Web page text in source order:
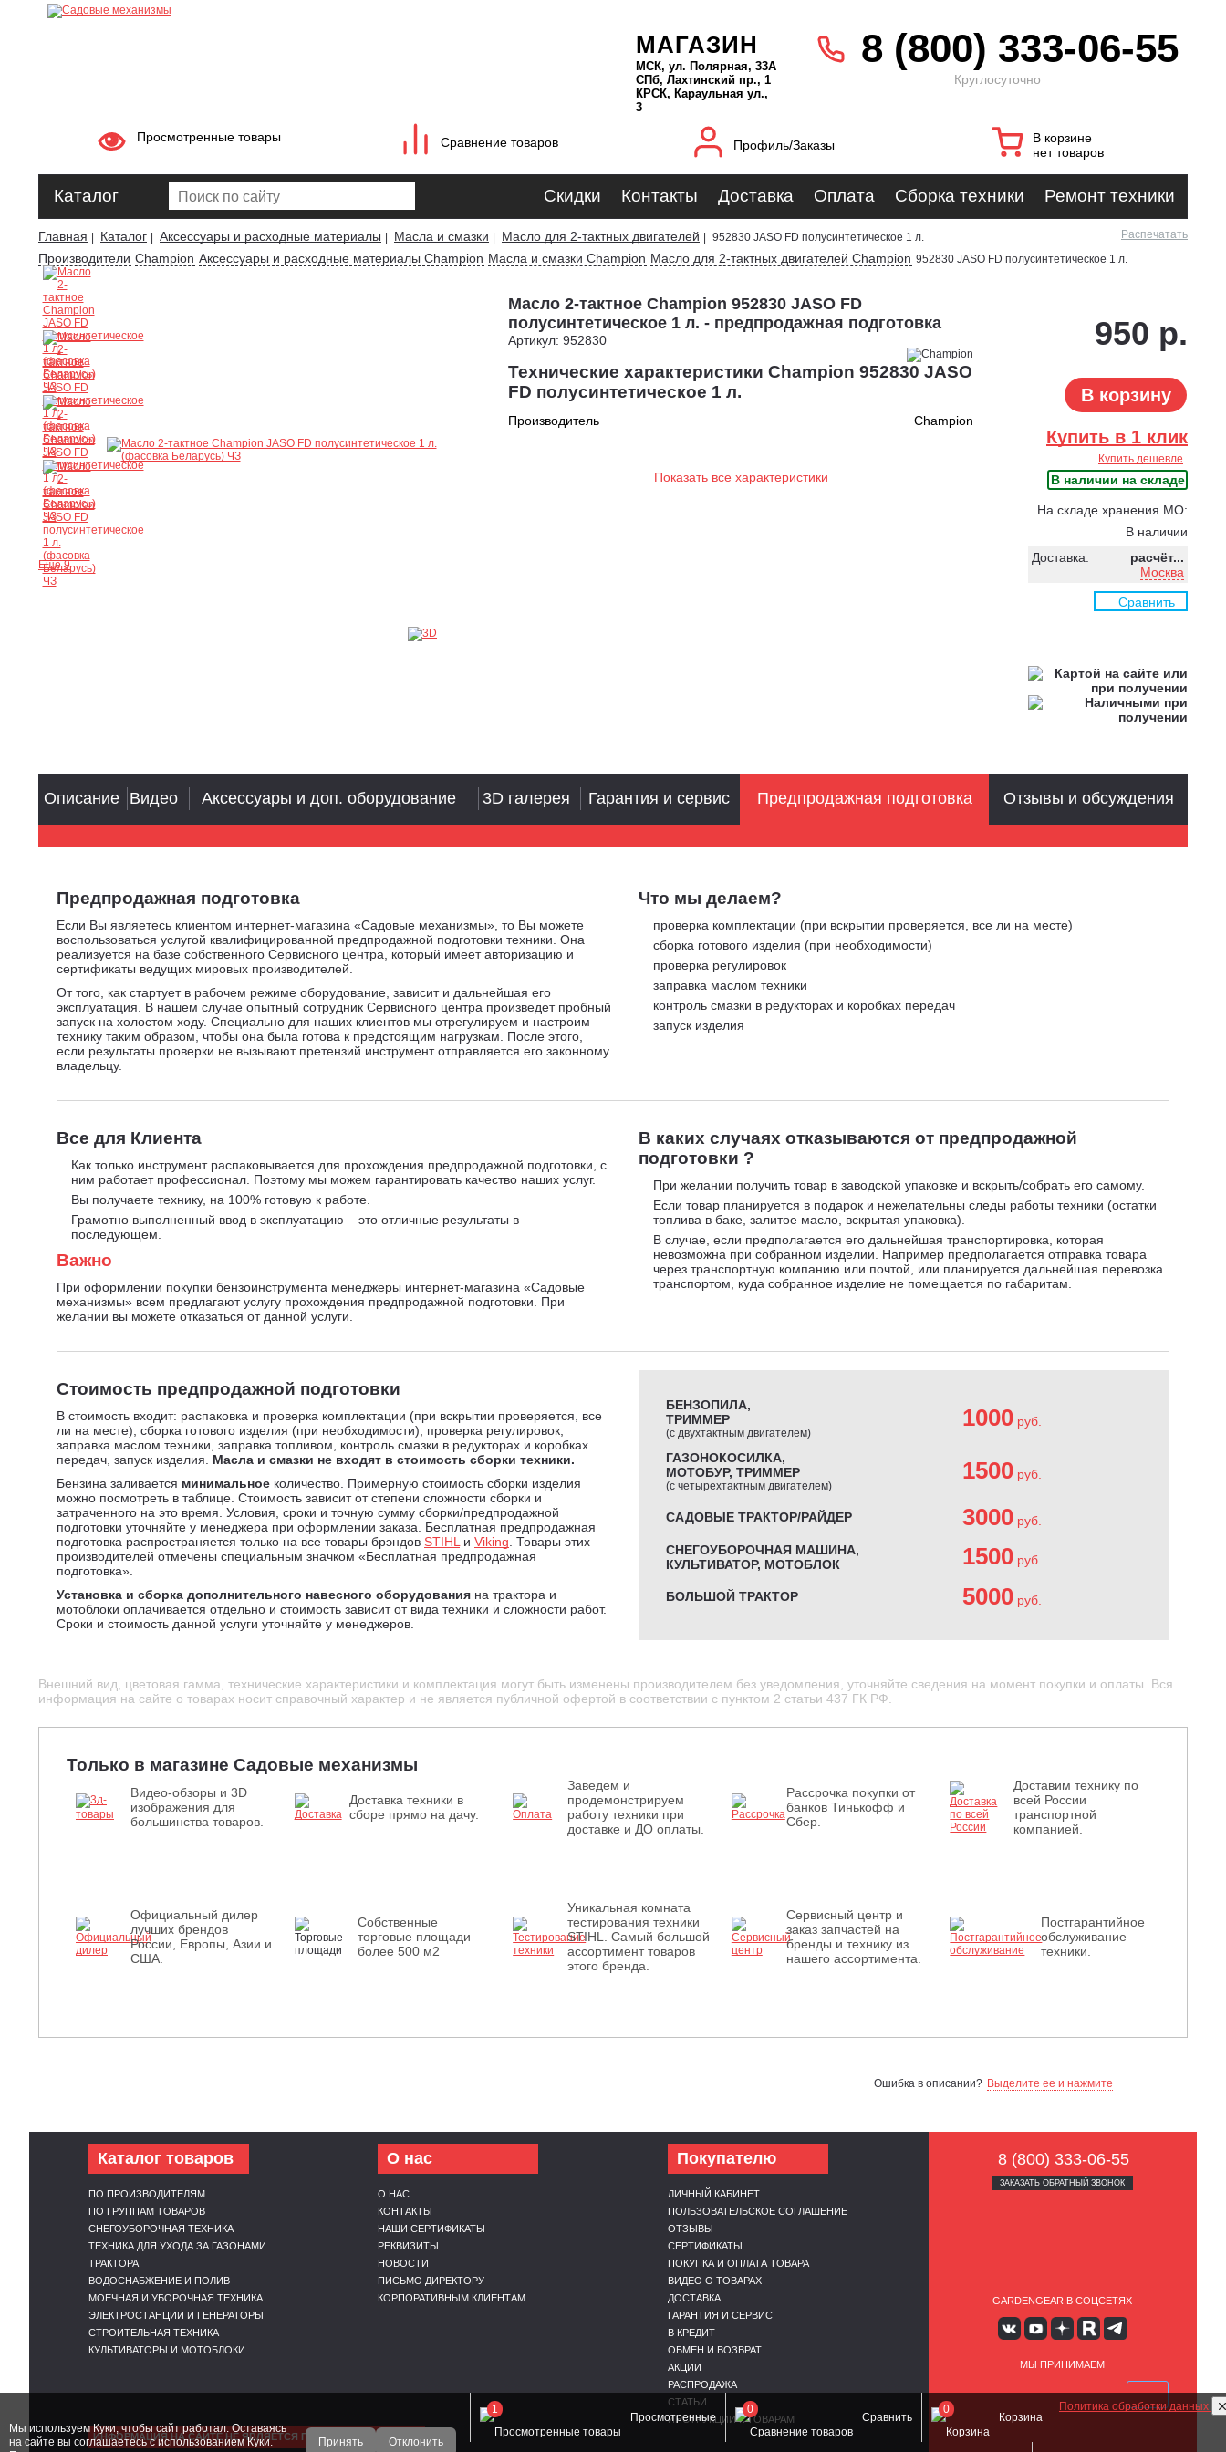
МАГАЗИН
МСК, ул. Полярная, 33А
СПб, Лахтинский пр., 1
КРСК, Караульная ул.,
3
8 (800) 333-06-55
Круглосуточно
Просмотренные товары Сравнение товаров Профиль/Заказы
В корзине
нет товаров
Каталог Скидки Контакты Доставка Оплата Сборка техники Ремонт техники
Главная Каталог Аксессуары и расходные материалы Масла и смазки Масло для 2-тактных двигателей 952830 JASO FD полусинтетическое 1 л. Распечатать
Производители Champion Аксессуары и расходные материалы Champion Масла и смазки Champion Масло для 2-тактных двигателей Champion 952830 JASO FD полусинтетическое 1 л.
Ещё 9
Масло 2-тактное Champion 952830 JASO FD
полусинтетическое 1 л. - предпродажная подготовка
Артикул: 952830
Технические характеристики Champion 952830 JASO
FD полусинтетическое 1 л.
Производитель Champion
Показать все характеристики
950 р.
В корзину
Купить в 1 клик
Купить дешевле
В наличии на складе
На складе хранения МО:
В наличии
Доставка:
расчёт...
Москва
Сравнить
Предпродажная подготовка
Если Вы являетесь клиентом интернет-магазина «Садовые механизмы», то Вы можете
воспользоваться услугой квалифицированной предпродажной подготовки техники. Она
реализуется на базе собственного Сервисного центра, который имеет авторизацию и
сертификаты ведущих мировых производителей.
От того, как стартует в рабочем режиме оборудование, зависит и дальнейшая его
эксплуатация. В нашем случае опытный сотрудник Сервисного центра произведет пробный
запуск на холостом ходу. Специально для наших клиентов мы отрегулируем и настроим
технику таким образом, чтобы она была готова к предстоящим нагрузкам. После этого,
если результаты проверки не вызывают претензий инструмент отправляется его законному
владельцу.
Что мы делаем?
проверка комплектации (при вскрытии проверяется, все ли на месте)
сборка готового изделия (при необходимости)
проверка регулировок
заправка маслом техники
контроль смазки в редукторах и коробках передач
запуск изделия
Все для Клиента
Как только инструмент распаковывается для прохождения предпродажной подготовки, с
ним работает профессионал. Поэтому мы можем гарантировать качество наших услуг.
Вы получаете технику, на 100% готовую к работе.
Грамотно выполненный ввод в эксплуатацию – это отличные результаты в
последующем.
Важно
При оформлении покупки бензоинструмента менеджеры интернет-магазина «Садовые
механизмы» всем предлагают услугу прохождения предпродажной подготовки. При
желании вы можете отказаться от данной услуги.
В каких случаях отказываются от предпродажной
подготовки ?
При желании получить товар в заводской упаковке и вскрыть/собрать его самому.
Если товар планируется в подарок и нежелательны следы работы техники (остатки
топлива в баке, залитое масло, вскрытая упаковка).
В случае, если предполагается его дальнейшая транспортировка, которая
невозможна при собранном изделии. Например предполагается отправка товара
через транспортную компанию или почтой, или планируется дальнейшая перевозка
транспортом, куда собранное изделие не помещается по габаритам.
Стоимость предпродажной подготовки
В стоимость входит: распаковка и проверка комплектации (при вскрытии проверяется, все
ли на месте), сборка готового изделия (при необходимости), проверка регулировок,
заправка маслом техники, заправка топливом, контроль смазки в редукторах и коробках
передач, запуск изделия. Масла и смазки не входят в стоимость сборки техники.
Бензина заливается минимальное количество. Примерную стоимость сборки изделия
можно посмотреть в таблице. Стоимость зависит от степени сложности сборки и
затраченного на это время. Условия, сроки и точную сумму сборки/предпродажной
подготовки уточняйте у менеджера при оформлении заказа. Бесплатная предпродажная
подготовка распространяется только на все товары брэндов STIHL и Viking . Товары этих
производителей отмечены специальным значком «Бесплатная предпродажная
подготовка».
Установка и сборка дополнительного навесного оборудования на трактора и
мотоблоки оплачивается отдельно и стоимость зависит от вида техники и сложности работ.
Сроки и стоимость данной услуги уточняйте у менеджеров.
БЕНЗОПИЛА,
ТРИММЕР
(с двухтактным двигателем)
1000 руб.
ГАЗОНОКОСИЛКА,
МОТОБУР, ТРИММЕР
(с четырехтактным двигателем)
1500 руб.
САДОВЫЕ ТРАКТОР/РАЙДЕР 3000 руб.
СНЕГОУБОРОЧНАЯ МАШИНА,
КУЛЬТИВАТОР, МОТОБЛОК
1500 руб.
БОЛЬШОЙ ТРАКТОР 5000 руб.
Описание Видео Аксессуары и доп. оборудование 3D галерея Гарантия и сервис Предпродажная подготовка Отзывы и обсуждения
Внешний вид, цветовая гамма, технические характеристики и комплектация могут быть изменены производителем без уведомления, уточняйте сведения на момент покупки и оплаты. Вся
информация на сайте о товарах носит справочный характер и не является публичной офертой в соответствии с пунктом 2 статьи 437 ГК РФ.
Только в магазине Садовые механизмы
Видео-обзоры и 3D
изображения для
большинства товаров.
Доставка техники в
сборе прямо на дачу.
Заведем и
продемонстрируем
работу техники при
доставке и ДО оплаты.
Рассрочка покупки от
банков Тинькофф и
Сбер.
Доставим технику по
всей России
транспортной
компанией.
Официальный дилер
лучших брендов
России, Европы, Азии и
США.
Собственные
торговые площади
более 500 м2
Уникальная комната
тестирования техники
STIHL. Самый большой
ассортимент товаров
этого бренда.
Сервисный центр и
заказ запчастей на
бренды и технику из
нашего ассортимента.
Постгарантийное
обслуживание
техники.
Ошибка в описании? Выделите ее и нажмите
Каталог товаров
ПО ПРОИЗВОДИТЕЛЯМ
ПО ГРУППАМ ТОВАРОВ
СНЕГОУБОРОЧНАЯ ТЕХНИКА
ТЕХНИКА ДЛЯ УХОДА ЗА ГАЗОНАМИ
ТРАКТОРА
ВОДОСНАБЖЕНИЕ И ПОЛИВ
МОЕЧНАЯ И УБОРОЧНАЯ ТЕХНИКА
ЭЛЕКТРОСТАНЦИИ И ГЕНЕРАТОРЫ
СТРОИТЕЛЬНАЯ ТЕХНИКА
КУЛЬТИВАТОРЫ И МОТОБЛОКИ
О нас
О НАС
КОНТАКТЫ
НАШИ СЕРТИФИКАТЫ
РЕКВИЗИТЫ
НОВОСТИ
ПИСЬМО ДИРЕКТОРУ
КОРПОРАТИВНЫМ КЛИЕНТАМ
Покупателю
ЛИЧНЫЙ КАБИНЕТ
ПОЛЬЗОВАТЕЛЬСКОЕ СОГЛАШЕНИЕ
ОТЗЫВЫ
СЕРТИФИКАТЫ
ПОКУПКА И ОПЛАТА ТОВАРА
ВИДЕО О ТОВАРАХ
ДОСТАВКА
ГАРАНТИЯ И СЕРВИС
В КРЕДИТ
ОБМЕН И ВОЗВРАТ
АКЦИИ
РАСПРОДАЖА
СТАТЬИ
ИНСТРУКЦИИ К ТОВАРАМ
ИНФОРМАЦИЯ НА САЙТЕ НЕ ЯВЛЯЕТСЯ ПУБЛИЧНОЙ ОФЕРТОЙ
8 (800) 333-06-55
ЗАКАЗАТЬ ОБРАТНЫЙ ЗВОНОК
GARDENGEAR В СОЦСЕТЯХ
МЫ ПРИНИМАЕМ
Политика обработки данных
Корзина
0
Сравнить
0
Просмотренные
1
Мы используем Куки, чтобы сайт работал. Оставаясь
на сайте вы соглашаетесь с использованием Куки.
Принять Отклонить